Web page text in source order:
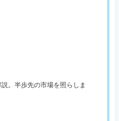
。半歩先の市場を照らしま